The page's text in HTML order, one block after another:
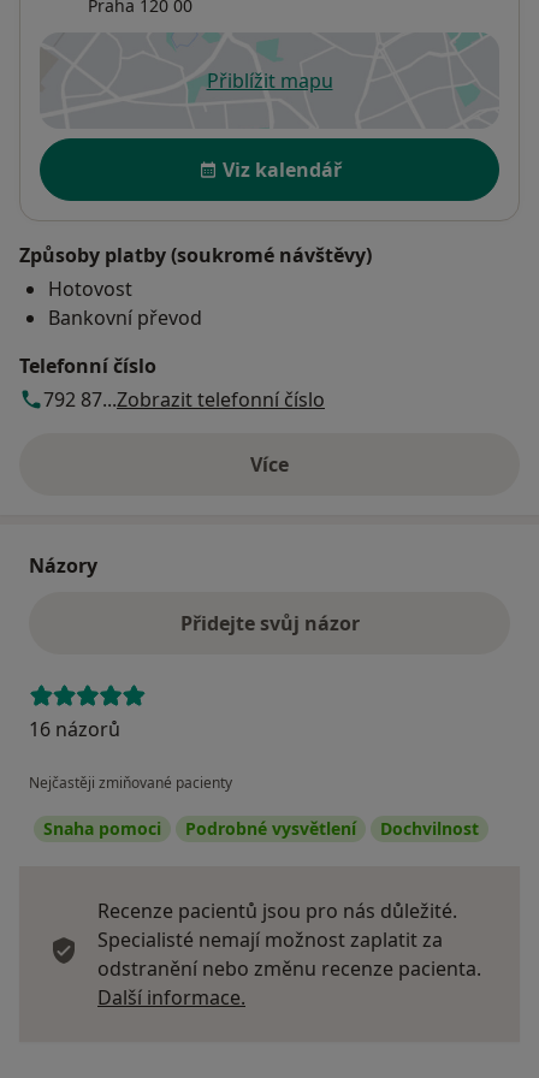
Praha 120 00
Přiblížit mapuse otevře v nové záložce
Dostupnost
Viz kalendář
Způsoby platby (soukromé návštěvy)
Hotovost
Bankovní převod
Telefonní číslo
792 87...Zobrazit telefonní číslo
Víceo adrese
Názory
Přidejte svůj názor
16 názorů
Nejčastěji zmiňované pacienty
Snaha pomoci Podrobné vysvětlení Dochvilnost
Recenze pacientů jsou pro nás důležité.
Specialisté nemají možnost zaplatit za
odstranění nebo změnu recenze pacienta.
Další informace.